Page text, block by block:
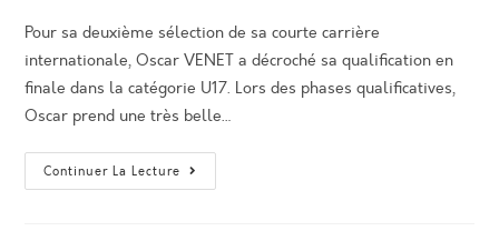
Pour sa deuxième sélection de sa courte carrière
internationale, Oscar VENET a décroché sa qualification en
finale dans la catégorie U17. Lors des phases qualificatives,
Oscar prend une très belle…
Continuer La Lecture Coupe
D’Europe